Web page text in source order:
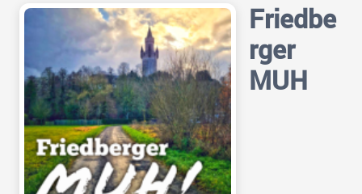
Friedbe
rger
MUH